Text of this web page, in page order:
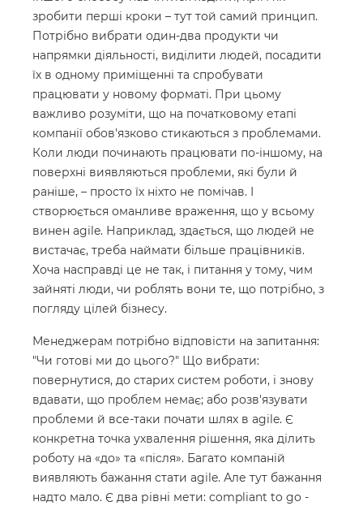
зробити перші кроки – тут той самий принцип.
Потрібно вибрати один-два продукти чи
напрямки діяльності, виділити людей, посадити
їх в одному приміщенні та спробувати
працювати у новому форматі. При цьому
важливо розуміти, що на початковому етапі
компанії обов'язково стикаються з проблемами.
Коли люди починають працювати по-іншому, на
поверхні виявляються проблеми, які були й
раніше, – просто їх ніхто не помічав. І
створюється оманливе враження, що у всьому
винен agile. Наприклад, здається, що людей не
вистачає, треба наймати більше працівників.
Хоча насправді це не так, і питання у тому, чим
зайняті люди, чи роблять вони те, що потрібно, з
погляду цілей бізнесу.
Менеджерам потрібно відповісти на запитання:
"Чи готові ми до цього?" Що вибрати:
повернутися, до старих систем роботи, і знову
вдавати, що проблем немає; або розв'язувати
проблеми й все-таки почати шлях в agile. Є
конкретна точка ухвалення рішення, яка ділить
роботу на «до» та «після». Багато компаній
виявляють бажання стати agile. Але тут бажання
надто мало. Є два рівні мети: compliant to go -